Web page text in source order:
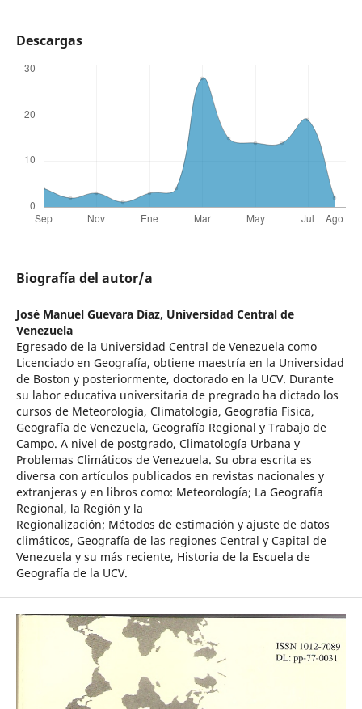
Descargas
Biografía del autor/a
José Manuel Guevara Díaz, Universidad Central de
Venezuela
Egresado de la Universidad Central de Venezuela como
Licenciado en Geografía, obtiene maestría en la Universidad
de Boston y posteriormente, doctorado en la UCV. Durante
su labor educativa universitaria de pregrado ha dictado los
cursos de Meteorología, Climatología, Geografía Física,
Geografía de Venezuela, Geografía Regional y Trabajo de
Campo. A nivel de postgrado, Climatología Urbana y
Problemas Climáticos de Venezuela. Su obra escrita es
diversa con artículos publicados en revistas nacionales y
extranjeras y en libros como: Meteorología; La Geografía
Regional, la Región y la
Regionalización; Métodos de estimación y ajuste de datos
climáticos, Geografía de las regiones Central y Capital de
Venezuela y su más reciente, Historia de la Escuela de
Geografía de la UCV.